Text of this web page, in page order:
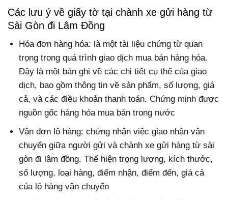
Các lưu ý về giấy tờ tại chành xe gửi hàng từ
Sài Gòn đi Lâm Đồng
Hóa đơn hàng hóa: là một tài liệu chứng từ quan
trọng trong quá trình giao dịch mua bán hàng hóa.
Đây là một bản ghi về các chi tiết cụ thể của giao
dịch, bao gồm thông tin về sản phẩm, số lượng, giá
cả, và các điều khoản thanh toán. Chứng minh được
nguồn gốc hàng hóa mua bán trong nước
Vận đơn lô hàng: chứng nhận việc giao nhận vận
chuyển giữa người gửi và chành xe gửi hàng từ sài
gòn đi lâm đồng. Thể hiện trọng lượng, kích thước,
số lượng, loại hàng, điểm nhận, điểm đến, giá cả
của lô hàng vận chuyển